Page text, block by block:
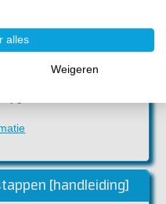
Harde antifouling aanbrengen op het onderwaterschip
leggen we uit hoe je de
de waterlijn beschermt met
van International. Wij
[handleiding]
alles
Weigeren